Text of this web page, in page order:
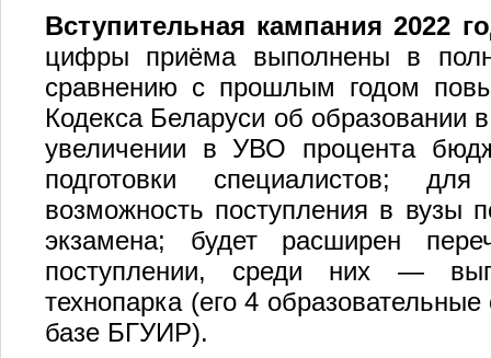
Вступительная кампания 2022
цифры приёма выполнены в
сравнению с прошлым годом
Кодекса Беларуси об образовании
увеличении в УВО процента
подготовки специалистов;
возможность поступления в вузы
экзамена; будет расширен
поступлении, среди них —
технопарка (его 4
базе БГУИР).